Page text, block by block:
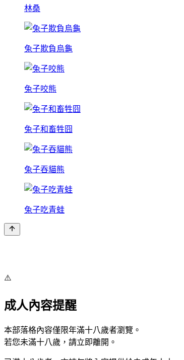
林桑
兔子欺負烏龜
兔子咬熊
兔子和畜牲囧
兔子吞貓熊
兔子吃青蛙
⚠️
成人內容提醒
本部落格內容僅限年滿十八歲者瀏覽。
若您未滿十八歲，請立即離開。